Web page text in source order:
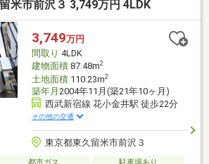
ックストア徒歩10分圏内♪◆全部屋に収
す！【周辺環境】◇コープ…徒歩4分◇セブ
ンドラック…徒歩9分『詳しい資料のご請
！ご見学のご希望など、ぜひお気軽にお
米市前沢３ 3,749万円 4LDK
3,749万円
間取り 4LDK
建物面積87.48m2
土地面積110.23m2
築年月 2004年11月(築21年10ヶ月)
西武新宿線 花小金井駅 徒歩22分
その他の交通
東京都東久留米市前沢３
都市ガス
駐車場あり